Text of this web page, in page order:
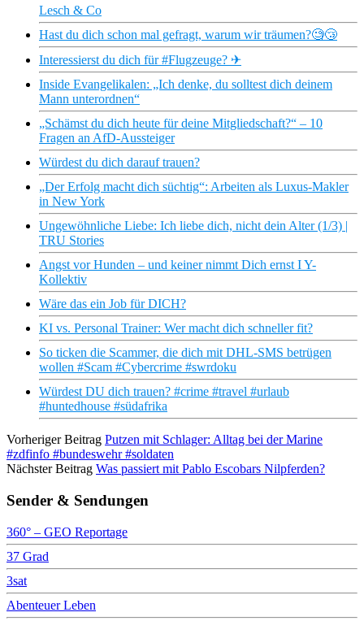
Lesch & Co
Hast du dich schon mal gefragt, warum wir träumen?🧐😴
Interessierst du dich für #Flugzeuge? ✈
Inside Evangelikalen: „Ich denke, du solltest dich deinem
Mann unterordnen“
„Schämst du dich heute für deine Mitgliedschaft?“ – 10
Fragen an AfD-Aussteiger
Würdest du dich darauf trauen?
„Der Erfolg macht dich süchtig“: Arbeiten als Luxus-Makler
in New York
Ungewöhnliche Liebe: Ich liebe dich, nicht dein Alter (1/3) |
TRU Stories
Angst vor Hunden – und keiner nimmt Dich ernst I Y-
Kollektiv
Wäre das ein Job für DICH?
KI vs. Personal Trainer: Wer macht dich schneller fit?
So ticken die Scammer, die dich mit DHL-SMS betrügen
wollen #Scam #Cybercrime #swrdoku
Würdest DU dich trauen? #crime #travel #urlaub
#huntedhouse #südafrika
Vorheriger Beitrag Putzen mit Schlager: Alltag bei der Marine
#zdfinfo #bundeswehr #soldaten
Nächster Beitrag Was passiert mit Pablo Escobars Nilpferden?
Sender & Sendungen
360° – GEO Reportage
37 Grad
3sat
Abenteuer Leben